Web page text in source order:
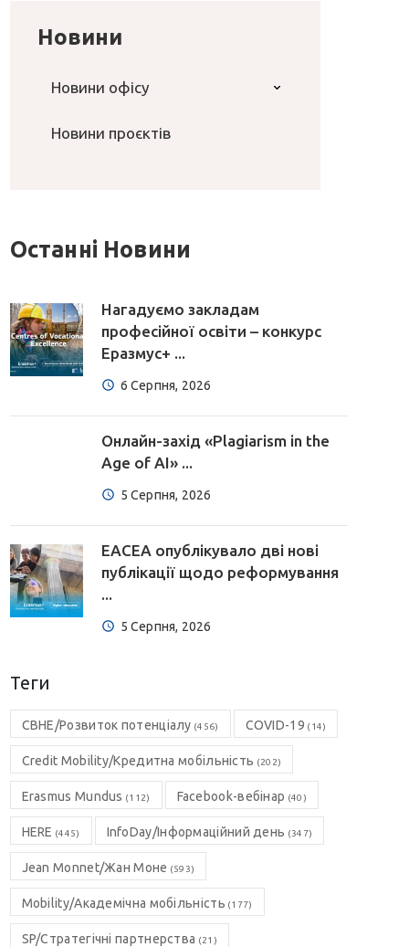
Новини
Новини офісу
Новини проєктів
Останні Новини
Нагадуємо закладам
професійної освіти – конкурс
Еразмус+ ...
6 Серпня, 2026
Онлайн-захід «Plagiarism in the
Age of AI» ...
5 Серпня, 2026
EACEA опублікувало дві нові
публікації щодо реформування
...
5 Серпня, 2026
Теги
CBHE/Розвиток потенціалу (456) COVID-19 (14)
Credit Mobility/Кредитна мобільність (202)
Erasmus Mundus (112) Facebook-вебінар (40)
HERE (445) InfoDay/Інформаційний день (347)
Jean Monnet/Жан Моне (593)
Mobility/Академічна мобільність (177)
SP/Стратегічні партнерства (21)